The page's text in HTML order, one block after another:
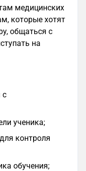
медицинских
которые хотят
общаться с
на
с
ученика;
контроля
обучения;